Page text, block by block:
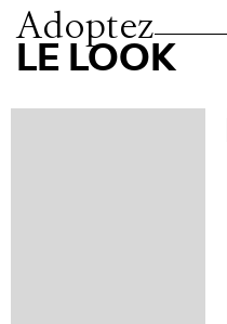
Adoptez
LE LOOK